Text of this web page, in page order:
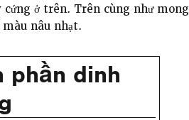
cứng ở trên. Trên cùng như mong
nâu nhạt.
phần dinh